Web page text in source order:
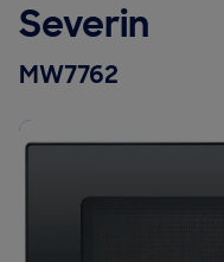
Severin
MW7762